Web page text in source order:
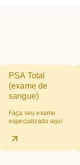
PSA Total
(exame de
sangue)
Faça seu exame
especializado aqui